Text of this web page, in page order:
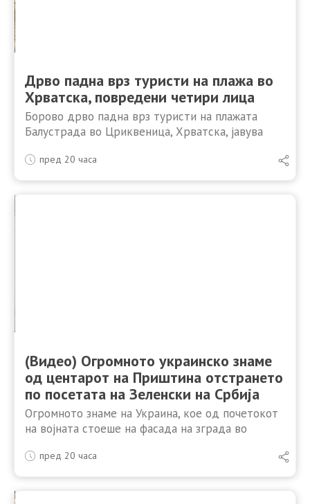
Дрво падна врз туристи на плажа во
Хрватска, повредени четири лица
Борово дрво падна врз туристи на плажата
Балустрада во Цриквеница, Хрватска, јавува
возрасни лица. Според информациите од
надлежните служби, ниту едно од …
пред 20 часа
(Видео) Огромното украинско знаме
од центарот на Приштина отстрането
по посетата на Зеленски на Србија
Огромното знаме на Украина, кое од почетокот
на војната стоеше на фасада на зграда во
е отстрането поради гневот на Албанците
предизвикан од посетата на …
пред 20 часа